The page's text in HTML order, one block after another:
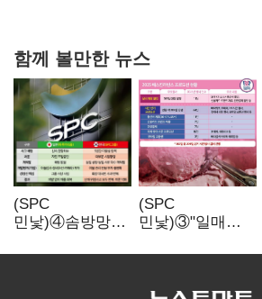
함께 볼만한 뉴스
(SPC
민낯)④솜방망이
식품위생법 위반
(SPC
민낯)③"일매출
수익 제자리"…
'상시 할인'